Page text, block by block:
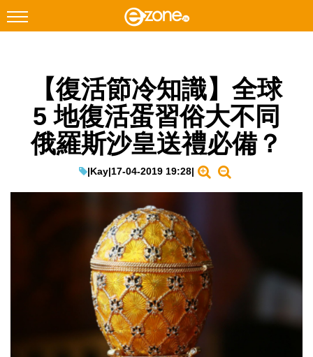
Facebook Instagram
科技焦點
網絡生活
教學評測
生成式AI與雲端應用
Enterprise Digital Transformation
【復活節冷知識】全球
5 地復活蛋習俗大不同
俄羅斯沙皇送禮必備？
|Kay|17-04-2019 19:28|